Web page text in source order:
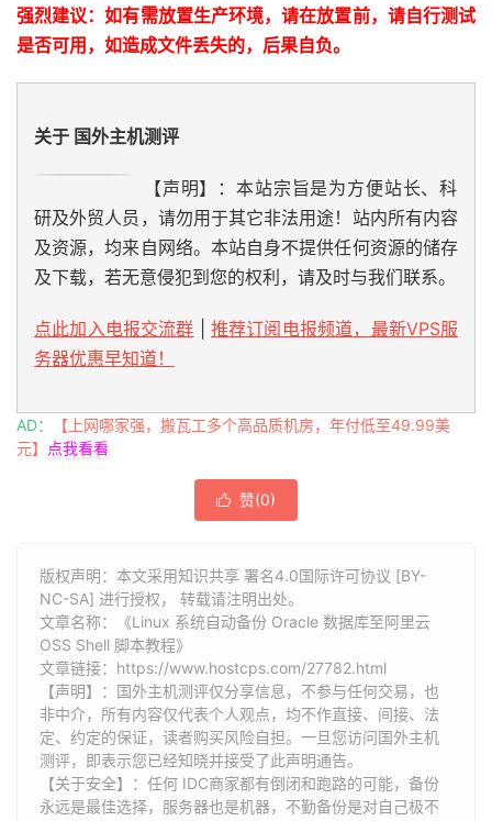
强烈建议：如有需放置生产环境，请在放置前，请自行测试
是否可用，如造成文件丢失的，后果自负。
关于 国外主机测评
【声明】：本站宗旨是为方便站长、科
研及外贸人员，请勿用于其它非法用途！站内所有内容
及资源，均来自网络。本站自身不提供任何资源的储存
及下载，若无意侵犯到您的权利，请及时与我们联系。
点此加入电报交流群
推荐订阅电报频道，最新VPS服
务器优惠早知道！
AD：
【上网哪家强，搬瓦工多个高品质机房，年付低至49.99美
元】
点我看看
 赞(0)
版权声明：本文采用知识共享 署名4.0国际许可协议 [BY-
NC-SA] 进行授权， 转载请注明出处。
文章名称：《Linux 系统自动备份 Oracle 数据库至阿里云
OSS Shell 脚本教程》
文章链接： https://www.hostcps.com/27782.html
【声明】：国外主机测评仅分享信息，不参与任何交易，也
非中介，所有内容仅代表个人观点，均不作直接、间接、法
定、约定的保证，读者购买风险自担。一旦您访问国外主机
测评，即表示您已经知晓并接受了此声明通告。
【关于安全】：任何 IDC商家都有倒闭和跑路的可能，备份
永远是最佳选择，服务器也是机器，不勤备份是对自己极不